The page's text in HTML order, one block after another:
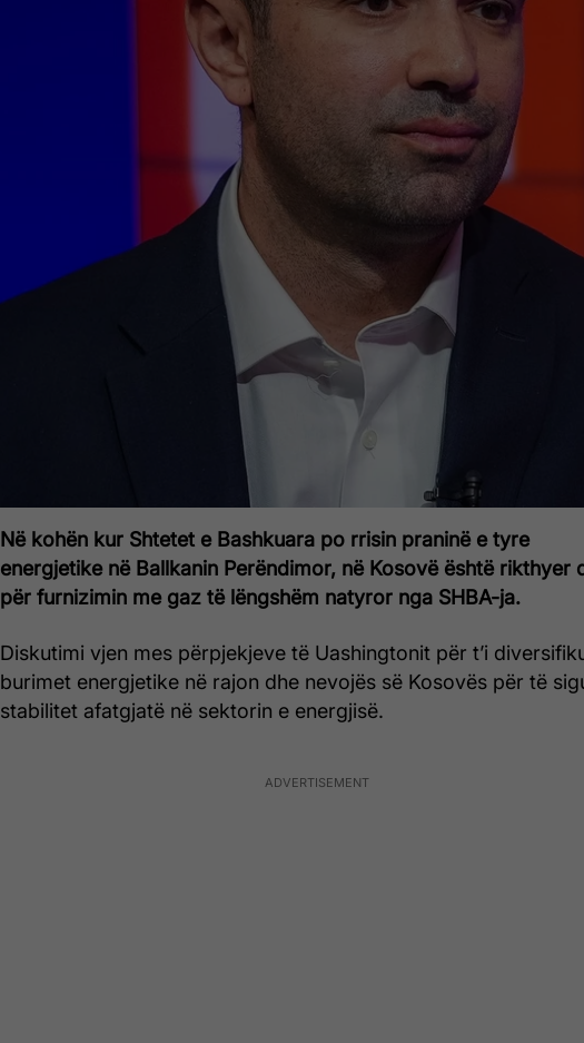
Në kohën kur Shtetet e Bashkuara po rrisin praninë e tyre
energjetike në Ballkanin Perëndimor, në Kosovë është rikthyer
për furnizimin me gaz të lëngshëm natyror nga SHBA-ja.
Diskutimi vjen mes përpjekjeve të Uashingtonit për t’i
burimet energjetike në rajon dhe nevojës së Kosovës për të
stabilitet afatgjatë në sektorin e energjisë.